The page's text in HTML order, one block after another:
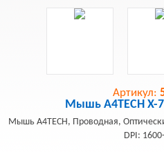
Артикул:
Мышь A4TECH X-
Мышь A4TECH, Проводная,
DPI: